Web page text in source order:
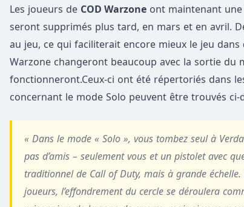
Les joueurs de COD Warzone ont maintenant
seront supprimés plus tard, en mars et en avril.
au jeu, ce qui faciliterait encore mieux le jeu
Warzone changeront beaucoup avec la sortie du
fonctionneront.Ceux-ci ont été répertoriés dans
concernant le mode Solo peuvent être trouvés ci-
« Dans le mode « Solo », vous tombez seul à
pas d’amis – seulement vous et un pistolet avec
traditionnel de Call of Duty, mais à grande
joueurs, l’effondrement du cercle se déroulera